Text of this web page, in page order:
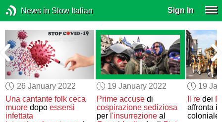
News in Slow Italian Sign In
26 January 2022
Una cantante folk ceca
muore dopoessersi
infettata
19 January 2022
Prime accusedi
cospirazione sediziosa
per l'insurrezioneal
19
Il redei
affronta il
coloniale